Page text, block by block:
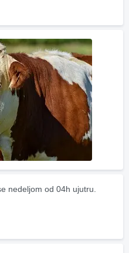
nedeljom od 04h ujutru.